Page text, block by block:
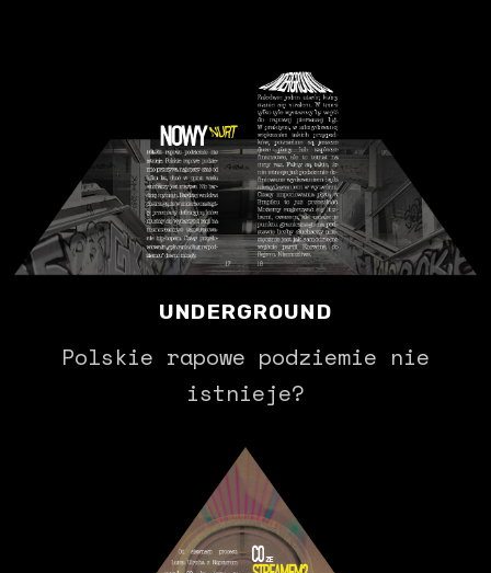
UNDERGROUND
Polskie rapowe podziemie nie
istnieje?